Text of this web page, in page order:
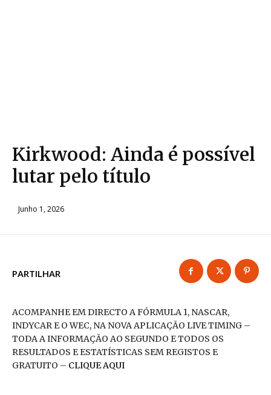
Kirkwood: Ainda é possível
lutar pelo título
Junho 1, 2026
PARTILHAR
ACOMPANHE EM DIRECTO A FÓRMULA 1, NASCAR,
INDYCAR E O WEC, NA NOVA APLICAÇÃO LIVE TIMING –
TODA A INFORMAÇÃO AO SEGUNDO E TODOS OS
RESULTADOS E ESTATÍSTICAS SEM REGISTOS E
GRATUITO – CLIQUE AQUI